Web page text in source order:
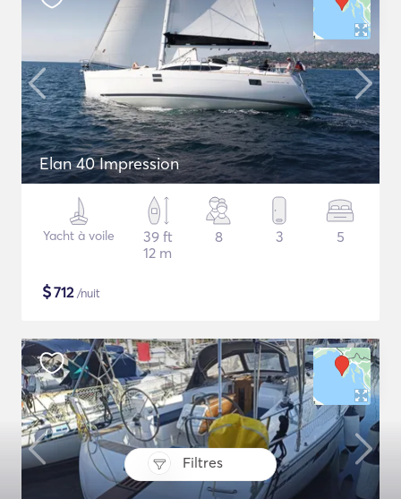
Filtres
Elan 40 Impression
Yacht à voile
39 ft
12 m
8 3 5
$712/nuit